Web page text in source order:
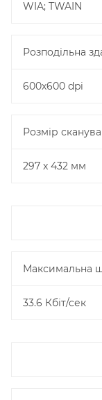
WIA; TWAIN
Розподільна
600х600 dpi
Розмір
297 x 432 мм
Максимальна
33.6 Кбіт/сек